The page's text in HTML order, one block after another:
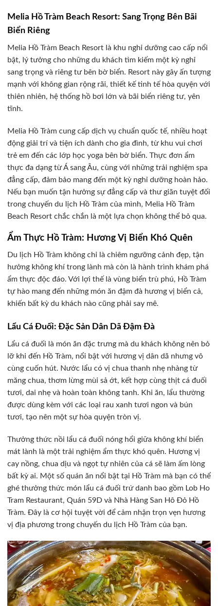
Melia Hồ Tràm Beach Resort: Sang Trọng Bên Bãi
Biển Riêng
Melia Hồ Tràm Beach Resort là khu nghỉ dưỡng cao cấp nổi
bật, lý tưởng cho những du khách tìm kiếm một kỳ nghỉ
sang trọng và riêng tư bên bờ biển. Resort này gây ấn tượng
mạnh với không gian rộng rãi, thiết kế tinh tế hòa quyện với
thiên nhiên, hệ thống hồ bơi lớn và bãi biển riêng tư, yên
tĩnh.
Melia Hồ Tràm cung cấp dịch vụ chuẩn quốc tế, nhiều hoạt
động giải trí và tiện ích dành cho gia đình, từ khu vui chơi
trẻ em đến các lớp học yoga bên bờ biển. Thực đơn ẩm
thực đa dạng từ Á sang Âu, cùng với những trải nghiệm spa
đẳng cấp, đảm bảo mang đến một kỳ nghỉ dưỡng hoàn hảo.
Nếu bạn muốn tận hưởng sự đẳng cấp và thư giãn tuyệt đối
trong chuyến du lịch Hồ Tràm của mình, Melia Hồ Tràm
Beach Resort chắc chắn là một lựa chọn không thể bỏ qua.
Ẩm Thực Hồ Tràm: Hương Vị Biển Khó Quên
Du lịch Hồ Tràm không chỉ là chiêm ngưỡng cảnh đẹp, tận
hưởng không khí trong lành mà còn là hành trình khám phá
ẩm thực độc đáo. Với lợi thế là vùng biển trù phú, Hồ Tràm
tự hào mang đến những món ăn đậm đà hương vị biển cả,
khiến bất kỳ du khách nào cũng phải say mê.
Lẩu Cá Đuối: Đặc Sản Dân Dã Đậm Đà
Lẩu cá đuối là món ăn đặc trưng mà du khách không nên bỏ
lỡ khi đến Hồ Tràm, nổi bật với hương vị dân dã nhưng vô
cùng cuốn hút. Nước lẩu có vị chua thanh nhẹ nhàng từ
măng chua, thơm lừng mùi sả ớt, kết hợp cùng thịt cá đuối
tươi, dai nhẹ và hoàn toàn không tanh. Khi ăn, lẩu thường
được dùng kèm với các loại rau xanh tươi ngon và bún
tươi, tạo nên một sự hòa quyện tròn vị.
Thưởng thức nồi lẩu cá đuối nóng hổi giữa không khí biển
mát lành là một trải nghiệm ẩm thực khó quên. Hương vị
cay nồng, chua dịu và ngọt tự nhiên của cá sẽ làm ấm lòng
bất kỳ ai. Một số quán ăn nổi bật tại Hồ Tràm mà bạn có thể
ghé thưởng thức món lẩu cá đuối trứ danh bao gồm Lob Ho
Tram Restaurant, Quán 59D và Nhà Hàng San Hô Đỏ Hồ
Tràm. Đây là cơ hội tuyệt vời để cảm nhận trọn vẹn hương
vị địa phương trong chuyến du lịch Hồ Tràm của bạn.